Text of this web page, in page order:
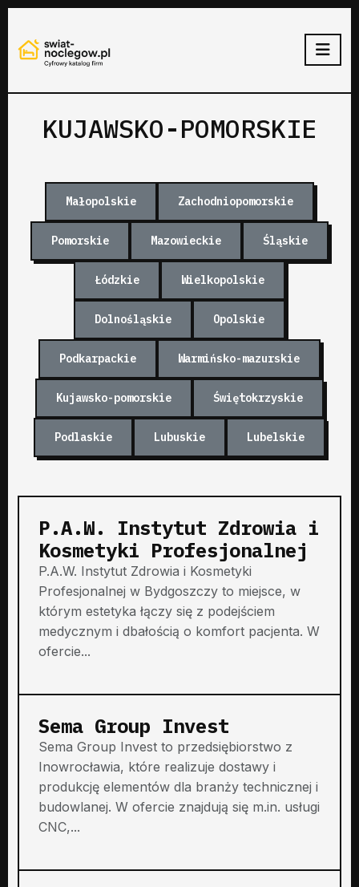
KUJAWSKO-POMORSKIE
Małopolskie Zachodniopomorskie
Pomorskie Mazowieckie Śląskie
Łódzkie Wielkopolskie
Dolnośląskie Opolskie
Podkarpackie Warmińsko-mazurskie
Kujawsko-pomorskie Świętokrzyskie
Podlaskie Lubuskie Lubelskie
P.A.W. Instytut Zdrowia i
Kosmetyki Profesjonalnej
P.A.W. Instytut Zdrowia i Kosmetyki
Profesjonalnej w Bydgoszczy to miejsce, w
którym estetyka łączy się z podejściem
medycznym i dbałością o komfort pacjenta. W
ofercie...
Sema Group Invest
Sema Group Invest to przedsiębiorstwo z
Inowrocławia, które realizuje dostawy i
produkcję elementów dla branży technicznej i
budowlanej. W ofercie znajdują się m.in. usługi
CNC,...